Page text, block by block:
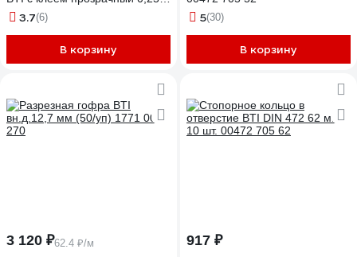
0,5 мм. (100шт/упаковка) 87
3.7(6)
В корзину
5(30)
В корзину
3 120 ₽62.4 ₽/м 917 ₽